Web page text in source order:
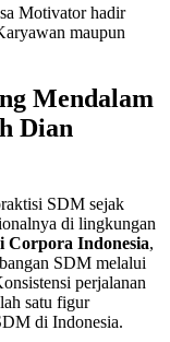
Motivator hadir
maupun
Mendalam
Dian
SDM sejak
di lingkungan
Corpora Indonesia,
SDM melalui
perjalanan
satu figur
di Indonesia.